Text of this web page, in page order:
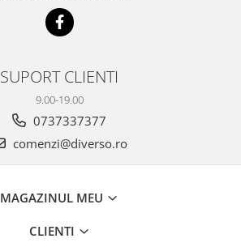
SUPORT CLIENTI
9.00-19.00
0737337377
comenzi@diverso.ro
MAGAZINUL MEU
CLIENTI